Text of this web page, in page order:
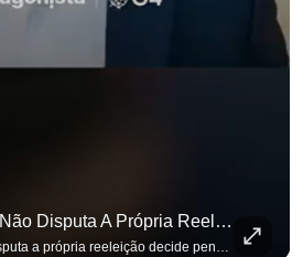
Um Presidente Que Não Disputa A Própria Reeleição Decide Pensando Em Quem Vem Depois.
Um presidente que não disputa a própria reeleição decide pensando em quem vem depois. Foi assim que Flávio Bolsonaro defendeu a PEC do fim da reeleição, primeira das medidas que citou para o ambiente de negócios. Se você busca informação com credibilidade, inscreva-se agora e ative o